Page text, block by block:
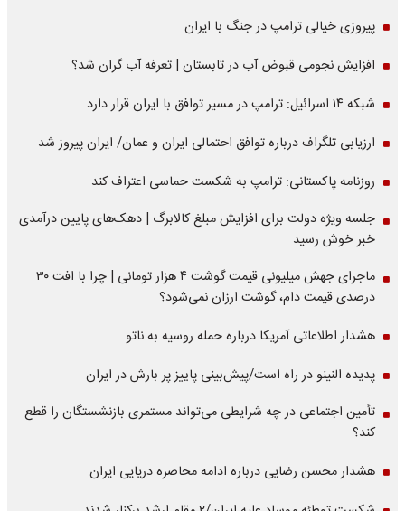
پیروزی خیالی ترامپ در جنگ با ایران
افزایش نجومی قبوض آب در تابستان | تعرفه آب گران شد؟
شبکه ۱۴ اسرائیل: ترامپ در مسیر توافق با ایران قرار دارد
ارزیابی تلگراف درباره توافق احتمالی ایران و عمان/ ایران پیروز شد
روزنامه پاکستانی: ترامپ به شکست حماسی اعتراف کند
جلسه ویژه دولت برای افزایش مبلغ کالابرگ | دهک‌های پایین درآمدی
خبر خوش رسید
ماجرای جهش میلیونی قیمت گوشت ۴ هزار تومانی | چرا با افت ۳۰
درصدی قیمت دام، گوشت ارزان نمی‌شود؟
هشدار اطلاعاتی آمریکا درباره حمله روسیه به ناتو
پدیده النینو در راه است/پیش‌بینی پاییز پر بارش در ایران
تأمین اجتماعی در چه شرایطی می‌تواند مستمری بازنشستگان را قطع
کند؟
هشدار محسن رضایی درباره ادامه محاصره دریایی ایران